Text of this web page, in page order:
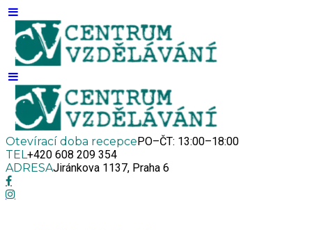
Otevírací doba recepcePO–ČT: 13:00–18:00
TEL+420 608 209 354
ADRESAJiránkova 1137, Praha 6